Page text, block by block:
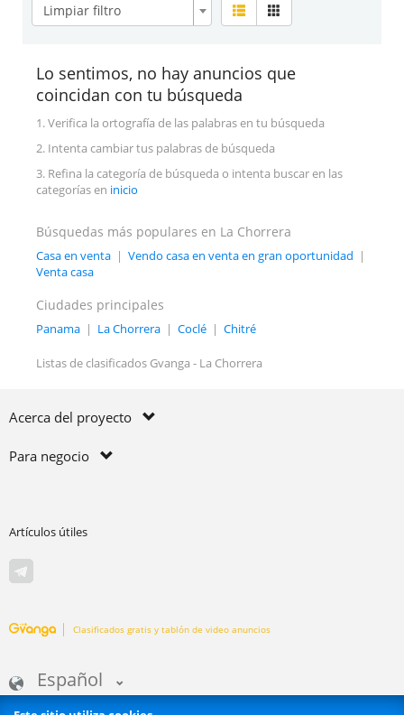
Limpiar filtro
Lo sentimos, no hay anuncios que
coincidan con tu búsqueda
1. Verifica la ortografía de las palabras en tu búsqueda
2. Intenta cambiar tus palabras de búsqueda
3. Refina la categoría de búsqueda o intenta buscar en las
categorías en inicio
Búsquedas más populares en La Chorrera
Casa en venta | Vendo casa en venta en gran oportunidad |
Venta casa
Ciudades principales
Panama | La Chorrera | Coclé | Chitré
Listas de clasificados Gvanga - La Chorrera
Acerca del proyecto
Para negocio
Artículos útiles
Clasificados gratis y tablón de video anuncios
Español